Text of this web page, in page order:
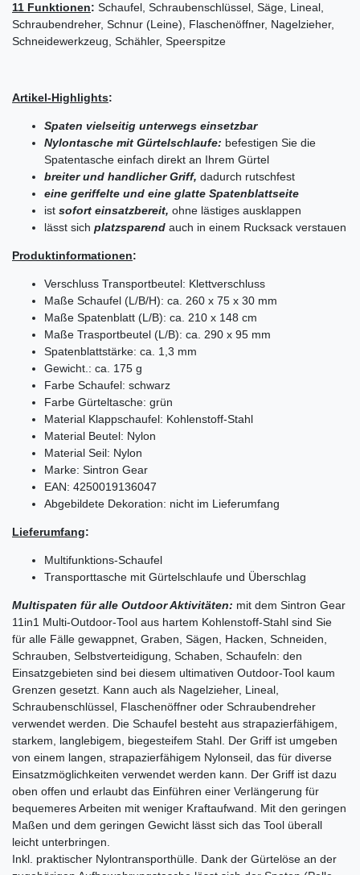
11 Funktionen: Schaufel, Schraubenschlüssel, Säge, Lineal,
Schraubendreher, Schnur (Leine), Flaschenöffner, Nagelzieher,
Schneidewerkzeug, Schähler, Speerspitze
Artikel-Highlights:
Spaten vielseitig unterwegs einsetzbar
Nylontasche mit Gürtelschlaufe: befestigen Sie die
Spatentasche einfach direkt an Ihrem Gürtel
breiter und handlicher Griff, dadurch rutschfest
eine geriffelte und eine glatte Spatenblattseite
ist sofort einsatzbereit, ohne lästiges ausklappen
lässt sich platzsparend auch in einem Rucksack verstauen
Produktinformationen:
Verschluss Transportbeutel: Klettverschluss
Maße Schaufel (L/B/H): ca. 260 x 75 x 30 mm
Maße Spatenblatt (L/B): ca. 210 x 148 cm
Maße Trasportbeutel (L/B): ca. 290 x 95 mm
Spatenblattstärke: ca. 1,3 mm
Gewicht.: ca. 175 g
Farbe Schaufel: schwarz
Farbe Gürteltasche: grün
Material Klappschaufel: Kohlenstoff-Stahl
Material Beutel: Nylon
Material Seil: Nylon
Marke: Sintron Gear
EAN: 4250019136047
Abgebildete Dekoration: nicht im Lieferumfang
Lieferumfang:
Multifunktions-Schaufel
Transporttasche mit Gürtelschlaufe und Überschlag
Multispaten für alle Outdoor Aktivitäten: mit dem Sintron Gear
11in1 Multi-Outdoor-Tool aus hartem Kohlenstoff-Stahl sind Sie
für alle Fälle gewappnet, Graben, Sägen, Hacken, Schneiden,
Schrauben, Selbstverteidigung, Schaben, Schaufeln: den
Einsatzgebieten sind bei diesem ultimativen Outdoor-Tool kaum
Grenzen gesetzt. Kann auch als Nagelzieher, Lineal,
Schraubenschlüssel, Flaschenöffner oder Schraubendreher
verwendet werden. Die Schaufel besteht aus strapazierfähigem,
starkem, langlebigem, biegesteifem Stahl. Der Griff ist umgeben
von einem langen, strapazierfähigem Nylonseil, das für diverse
Einsatzmöglichkeiten verwendet werden kann. Der Griff ist dazu
oben offen und erlaubt das Einführen einer Verlängerung für
bequemeres Arbeiten mit weniger Kraftaufwand. Mit den geringen
Maßen und dem geringen Gewicht lässt sich das Tool überall
leicht unterbringen.
Inkl. praktischer Nylontransporthülle. Dank der Gürtelöse an der